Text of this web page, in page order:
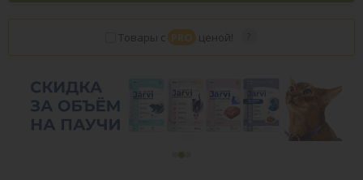
Товары с PRO ценой!